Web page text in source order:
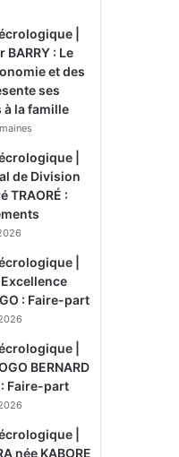
|
BARRY : Le
et des
ses
la famille
|
de Division
TRAORÉ :
|
: Faire-part
|
BERNARD
: Faire-part
|
née KABORE